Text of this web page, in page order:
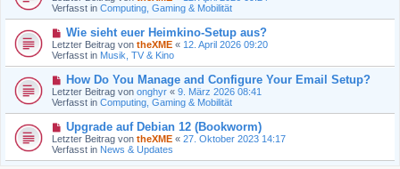
t
r
a
g
u
e
B
e
i
t
a
g
Verfasst in Computing, Gaming & Mobilität
N
e
u
e
B
e
i
t
a
g
Wie sieht euer Heimkino-Setup aus?
Letzter Beitrag von theXME « 12. April 2026 09:20
Verfasst in Musik, TV & Kino
N
e
u
e
B
e
i
t
How Do You Manage and Configure Your Email Setup?
Letzter Beitrag von onghyr « 9. März 2026 08:41
Verfasst in Computing, Gaming & Mobilität
N
e
u
e
Upgrade auf Debian 12 (Bookworm)
Letzter Beitrag von theXME « 27. Oktober 2023 14:17
Verfasst in News & Updates